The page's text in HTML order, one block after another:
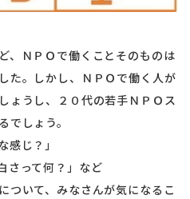
、ＮＰＯで働くことそのものは
た。しかし、ＮＰＯで働く人が
ょうし、２０代の若手ＮＰＯス
でしょう。
感じ？」
さって何？」など
ついて、みなさんが気になるこ